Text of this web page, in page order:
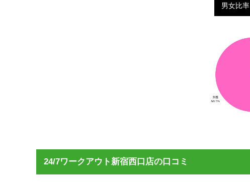
男女比率
24/7ワークアウト新宿西口店の口コミ